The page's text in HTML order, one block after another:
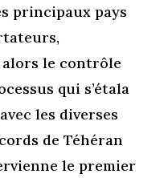
principaux pays
le contrôle
qui s’étala
les diverses
de Téhéran
le premier